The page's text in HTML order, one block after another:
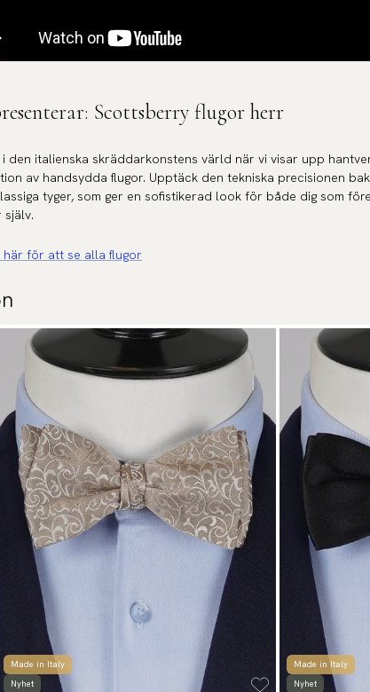
Scottsberry flugor herr
i den italienska skräddarkonstens värld när vi visar upp
av handsydda flugor. Upptäck den tekniska precisionen
tyger, som ger en sofistikerad look för både dig som
själv.
här för att se alla flugor
Made in Italy
Nyhet
Made in Italy
Nyhet